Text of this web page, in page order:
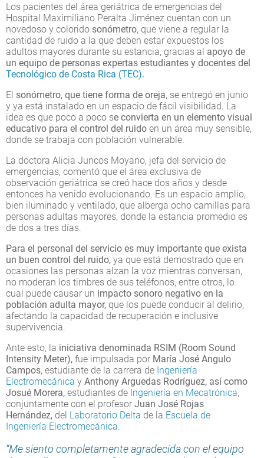
Los pacientes del área geriátrica de emergencias del
Hospital Maximiliano Peralta Jiménez cuentan con un
novedoso y colorido sonómetro, que viene a regular la
cantidad de ruido a la que deben estar expuestos los
adultos mayores durante su estancia, gracias al apoyo de
un equipo de personas expertas estudiantes y docentes del
Tecnológico de Costa Rica (TEC).
El sonómetro, que tiene forma de oreja, se entregó en junio
y ya está instalado en un espacio de fácil visibilidad. La
idea es que poco a poco se convierta en un elemento visual
educativo para el control del ruido en un área muy sensible,
donde se trabaja con población vulnerable.
La doctora Alicia Juncos Moyano, jefa del servicio de
emergencias, comentó que el área exclusiva de
observación geriátrica se creó hace dos años y desde
entonces ha venido evolucionando. Es un espacio amplio,
bien iluminado y ventilado, que alberga ocho camillas para
personas adultas mayores, donde la estancia promedio es
de dos a tres días.
Para el personal del servicio es muy importante que exista
un buen control del ruido, ya que está demostrado que en
ocasiones las personas alzan la voz mientras conversan,
no moderan los timbres de sus teléfonos, entre otros, lo
cual puede causar un impacto sonoro negativo en la
población adulta mayor, que los puede conducir al delirio,
afectando la capacidad de recuperación e inclusive
supervivencia.
Ante esto, la iniciativa denominada RSIM (Room Sound
Intensity Meter), fue impulsada por María José Angulo
Campos, estudiante de la carrera de Ingeniería
Electromecánica y Anthony Arguedas Rodríguez, así como
Josué Morera, estudiantes de Ingeniería en Mecatrónica,
conjuntamente con el profesor Juan José Rojas
Hernández, del Laboratorio Delta de la Escuela de
Ingeniería Electromecánica.
“Me siento completamente agradecida con el equipo